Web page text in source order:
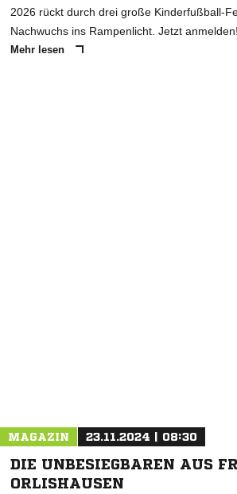
2026 rückt durch drei große Kinderfußball-
Nachwuchs ins Rampenlicht. Jetzt anmelden!
Mehr lesen
MAGAZIN 23.11.2024 | 08:30
DIE UNBESIEGBAREN AUS
ORLISHAUSEN